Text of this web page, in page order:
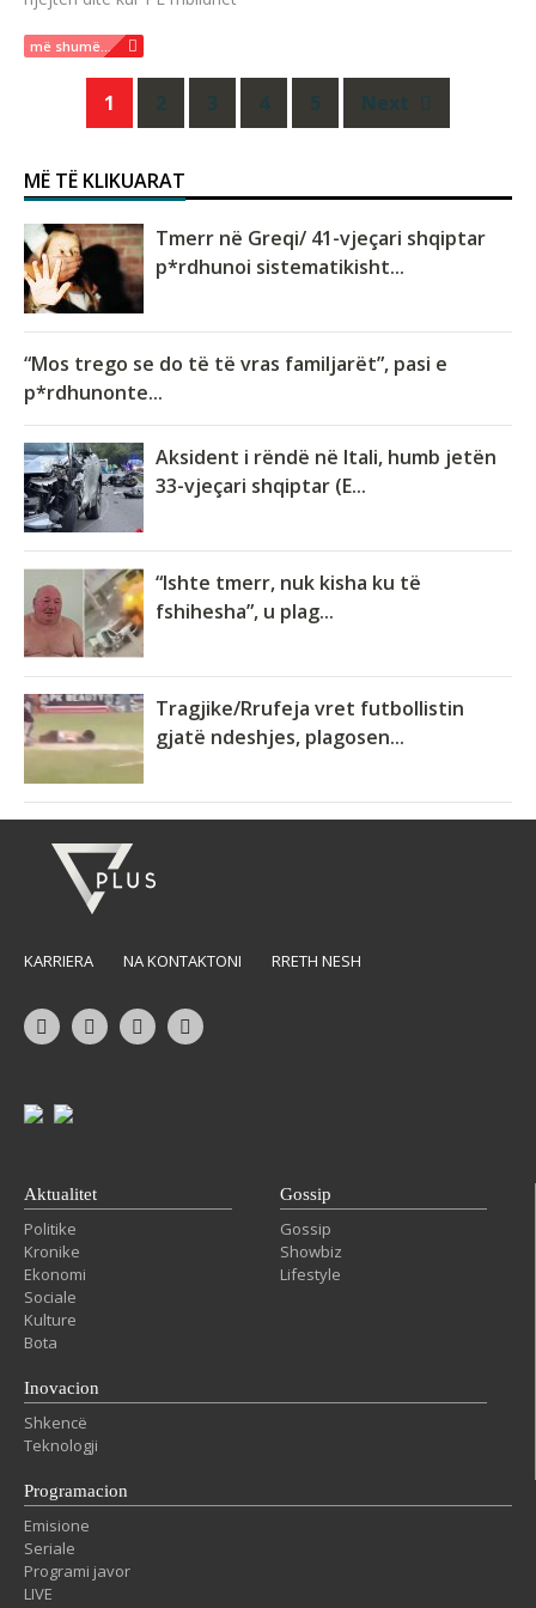
më shumë...
navigation
1 2 3 4 5 Next
MË TË KLIKUARAT
Tmerr në Greqi/ 41-vjeçari shqiptar
p*rdhunoi sistematikisht...
“Mos trego se do të të vras familjarët”, pasi e
p*rdhunonte...
Aksident i rëndë në Itali, humb jetën
33-vjeçari shqiptar (E...
“Ishte tmerr, nuk kisha ku të
fshihesha”, u plag...
Tragjike/Rrufeja vret futbollistin
gjatë ndeshjes, plagosen...
KARRIERA NA KONTAKTONI RRETH NESH
Aktualitet
Politike
Kronike
Ekonomi
Sociale
Kulture
Bota
Gossip
Gossip
Showbiz
Lifestyle
Inovacion
Shkencë
Teknologji
Programacion
Emisione
Seriale
Programi javor
LIVE